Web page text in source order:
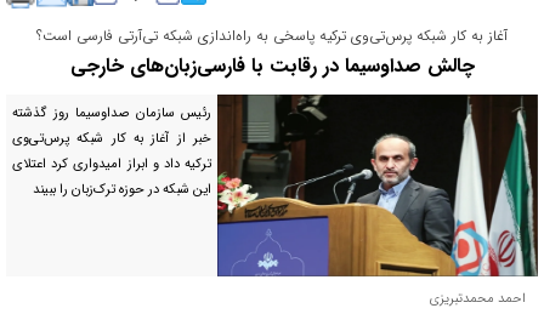
آغاز به کار شبکه پرس‌تی‌وی ترکیه پاسخی به راه‌اندازی شبکه تی‌آر‌تی فارسی است؟
چالش صداوسیما در رقابت با فارسی‌زبان‌های خارجی
رئیس سازمان صداوسیما روز گذشته
خبر از آغاز به کار شبکه پرس‌تی‌وی
ترکیه داد و ابراز امیدواری کرد اعتلای
این شبکه در حوزه ترک‌زبان را ببیند
احمد محمدتبریزی